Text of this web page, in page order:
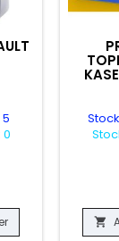
TRANSPARENT
0
du produit CARD
